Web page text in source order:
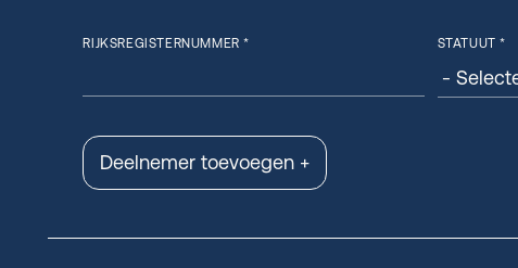
RIJKSREGISTERNUMMER * STATUUT *
Deelnemer toevoegen +